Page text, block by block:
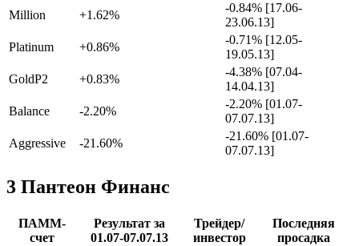
Million
+1.62%
-0.84% [17.06-
23.06.13]
Platinum
+0.86%
-0.71% [12.05-
19.05.13]
GoldP2
+0.83%
-4.38% [07.04-
14.04.13]
Balance
-2.20%
-2.20% [01.07-
07.07.13]
Aggressive
-21.60%
-21.60% [01.07-
07.07.13]
3 Пантеон Финанс
ПАММ-
счет
Результат за
01.07-07.07.13
Трейдер/
инвестор
Последняя
просадка